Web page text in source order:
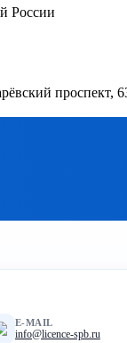
России
проспект,
E-MAIL
info@licence-spb.ru